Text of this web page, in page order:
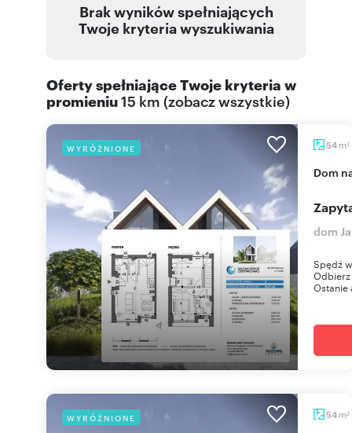
Brak wyników spełniających
Twoje kryteria wyszukiwania
Oferty spełniające Twoje kryteria w
promieniu15 km (zobacz wszystkie)
WYRÓŻNIONE 54 m2
dom
dom
Spędź
Odbierz
Ostanie
WYRÓŻNIONE 54 m2